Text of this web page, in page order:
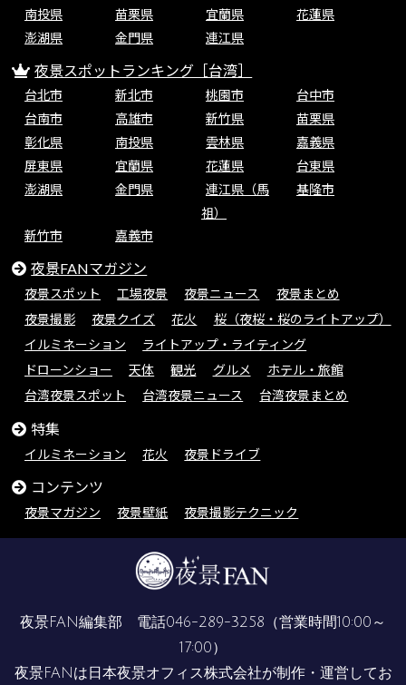
南投県
苗栗県 宜蘭県
花蓮県
澎湖県
金門県 連江県
夜景スポットランキング［台湾］
台北市 新北市 桃園市
台中市
台南市
高雄市 新竹県
苗栗県
彰化県
南投県 雲林県
嘉義県
屏東県
宜蘭県 花蓮県
台東県
澎湖県
金門県
連江県（馬
祖）
基隆市
新竹市 嘉義市
夜景FANマガジン
夜景スポット 工場夜景 夜景ニュース
夜景まとめ
夜景撮影
夜景クイズ 花火
桜（夜桜・桜のライトアップ）
イルミネーション
ライトアップ・ライティング
ドローンショー
天体 観光 グルメ
ホテル・旅館
台湾夜景スポット
台湾夜景ニュース 台湾夜景まとめ
特集
イルミネーション 花火 夜景ドライブ
コンテンツ
夜景マガジン 夜景壁紙 夜景撮影テクニック
夜景FAN編集部 電話046-289-3258 （営業時間10:00～
17:00）
夜景FANは 日本夜景オフィス株式会社が制作・運営してお